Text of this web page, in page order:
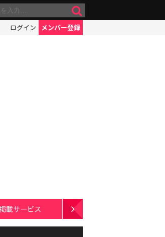
ログイン メンバー登録
載サービス